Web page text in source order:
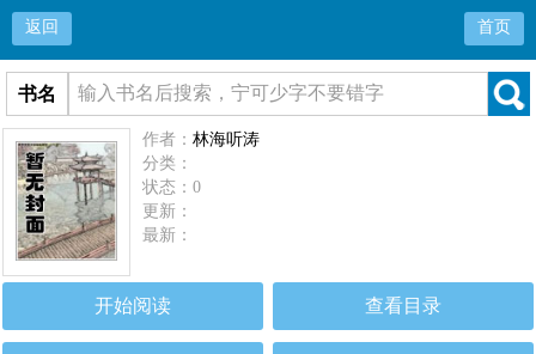
返回 首页
书名
作者：林海听涛
分类：
状态：0
更新：
最新：
开始阅读 查看目录